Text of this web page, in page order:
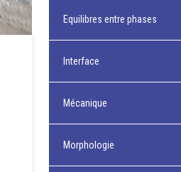
Equilibres entre phases
Interface
Mécanique
Morphologie